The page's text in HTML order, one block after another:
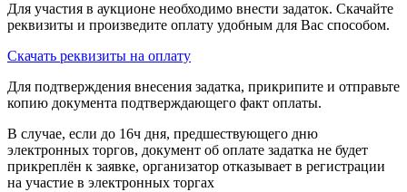
Для участия в аукционе необходимо внести задаток. Скачайте
реквизиты и произведите оплату удобным для Вас способом.
Скачать реквизиты на оплату
Для подтверждения внесения задатка, прикрипите и отправьте
копию документа подтверждающего факт оплаты.
В случае, если до 16ч дня, предшествующего дню
электронных торгов, документ об оплате задатка не будет
прикреплён к заявке, организатор отказывает в регистрации
на участие в электронных торгах